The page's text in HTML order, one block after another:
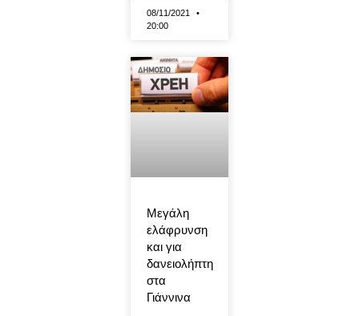
08/11/2021
20:00
Μεγάλη
ελάφρυνση
και για
δανειολήπτη
στα
Γιάννινα